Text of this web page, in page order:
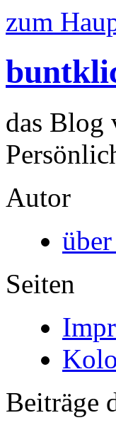
zum
das Blog
Autor
Seiten
Beiträge